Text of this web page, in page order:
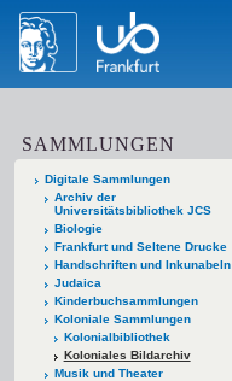
SAMMLUNGEN
Digitale Sammlungen
Archiv der
Universitätsbibliothek JCS
Biologie
Frankfurt und Seltene Drucke
Handschriften und Inkunabeln
Judaica
Kinderbuchsammlungen
Koloniale Sammlungen
Kolonialbibliothek
Koloniales Bildarchiv
Musik und Theater